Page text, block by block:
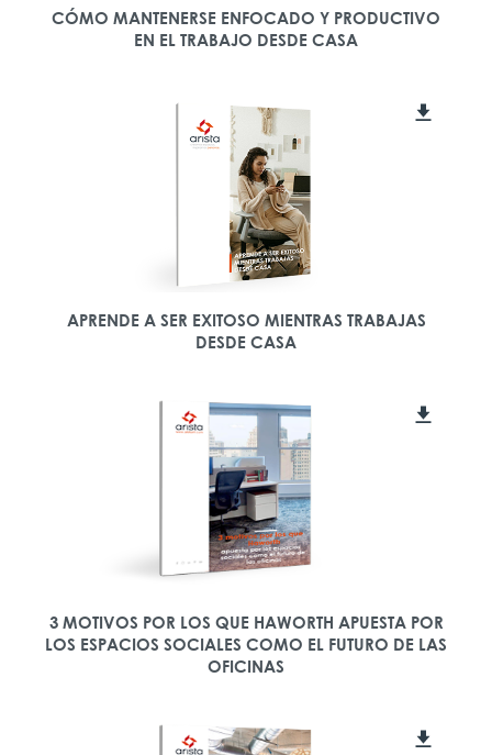
CÓMO MANTENERSE ENFOCADO Y PRODUCTIVO
EN EL TRABAJO DESDE CASA
APRENDE A SER EXITOSO MIENTRAS TRABAJAS
DESDE CASA
3 MOTIVOS POR LOS QUE HAWORTH APUESTA POR
LOS ESPACIOS SOCIALES COMO EL FUTURO DE LAS
OFICINAS